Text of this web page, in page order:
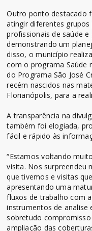
Outro ponto destacado
atingir diferentes
profissionais de saúde
demonstrando um
disso, o município
com o programa Saúde
do Programa São José
recém nascidos nas
Florianópolis, para a
A transparência na
também foi elogiada,
fácil e rápido às
“Estamos voltando
visita. Nos surpreendeu
que tivemos e visitas
apresentando uma
fluxos de trabalho com
instrumentos de
sobretudo
ampliação das